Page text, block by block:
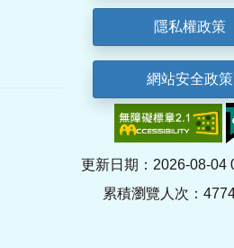
隱私權政策
網站安全政策
更新日期：2026-08-04
累積瀏覽人次：